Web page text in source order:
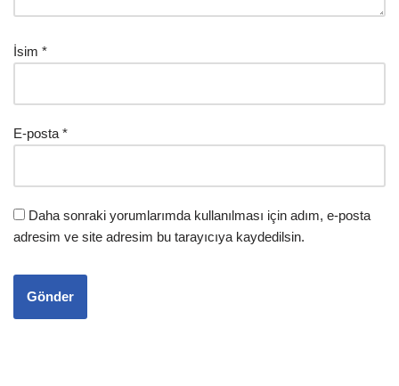
İsim *
E-posta *
Daha sonraki yorumlarımda kullanılması için adım, e-posta
adresim ve site adresim bu tarayıcıya kaydedilsin.